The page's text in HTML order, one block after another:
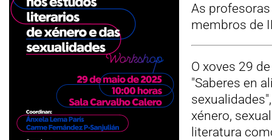
As profesoras
membros de
O xoves 29
"Saberes en
xénero,
literatura